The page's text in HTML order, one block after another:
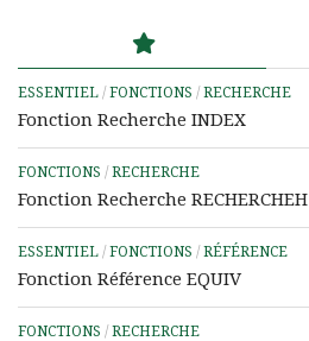
ESSENTIEL / FONCTIONS / RECHERCHE
Fonction Recherche INDEX
FONCTIONS / RECHERCHE
Fonction Recherche RECHERCHEH
ESSENTIEL / FONCTIONS / RÉFÉRENCE
Fonction Référence EQUIV
FONCTIONS / RECHERCHE